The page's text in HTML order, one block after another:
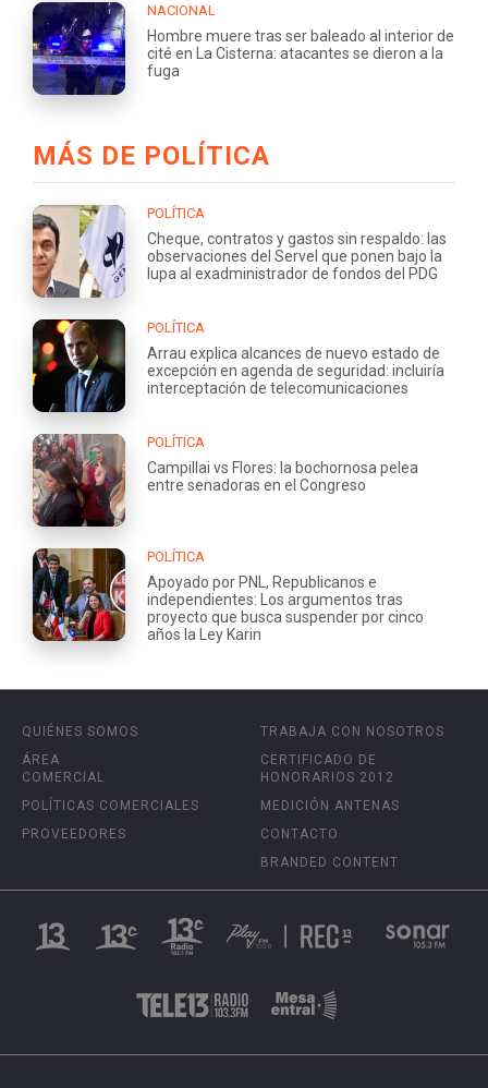
NACIONAL
Hombre muere tras ser baleado al interior de
cité en La Cisterna: atacantes se dieron a la
fuga
MÁS DE POLÍTICA
POLÍTICA
Cheque, contratos y gastos sin respaldo: las
observaciones del Servel que ponen bajo la
lupa al exadministrador de fondos del PDG
POLÍTICA
Arrau explica alcances de nuevo estado de
excepción en agenda de seguridad: incluiría
interceptación de telecomunicaciones
POLÍTICA
Campillai vs Flores: la bochornosa pelea
entre senadoras en el Congreso
POLÍTICA
Apoyado por PNL, Republicanos e
independientes: Los argumentos tras
proyecto que busca suspender por cinco
años la Ley Karin
QUIÉNES SOMOS
ÁREA
COMERCIAL
POLÍTICAS COMERCIALES
PROVEEDORES
TRABAJA CON NOSOTROS
CERTIFICADO DE
HONORARIOS 2012
MEDICIÓN ANTENAS
CONTACTO
BRANDED CONTENT